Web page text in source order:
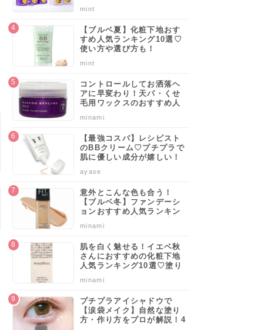
mint
【ブルベ夏】化粧下地おす
すめ人気ランキング10選♡
使い方や選び方も！
mint
コントロールしてお洒落ヘ
アに早変わり！天パ・くせ
毛用ワックスのおすすめ人
♡使い方や選び方のポイン
minami
【最強コスパ】レシピスト
のBBクリーム♡プチプラで
肌に優しい成分が嬉しい！
らカバーしよう。
ayase
意外とこんな色も合う！
【ブルベ冬】ファンデーシ
ョンおすすめ人気ランキン
ポイントも解説！
minami
肌を白く魅せる！イエベ秋
さんにおすすめの化粧下地
人気ランキング10選♡塗り
説！
minami
プチプラアイシャドウで
【涙袋メイク】自然な塗り
方・作り方をプロが解説！4